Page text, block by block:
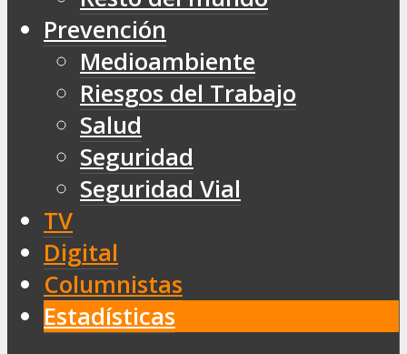
Prevención
Medioambiente
Riesgos del Trabajo
Salud
Seguridad
Seguridad Vial
TV
Digital
Columnistas
Estadísticas